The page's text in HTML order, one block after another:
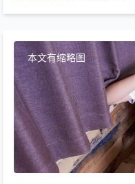
本文有缩略图